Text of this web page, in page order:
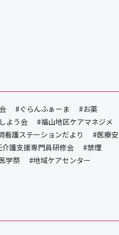
#ぐらんふぁーま
#お薬
よう会
#福山地区ケアマネジメ
看護ステーションだより
#医療安
護支援専門員研修会
#禁煙
学祭
#地域ケアセンター